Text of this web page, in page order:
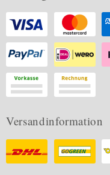
Versandinformation